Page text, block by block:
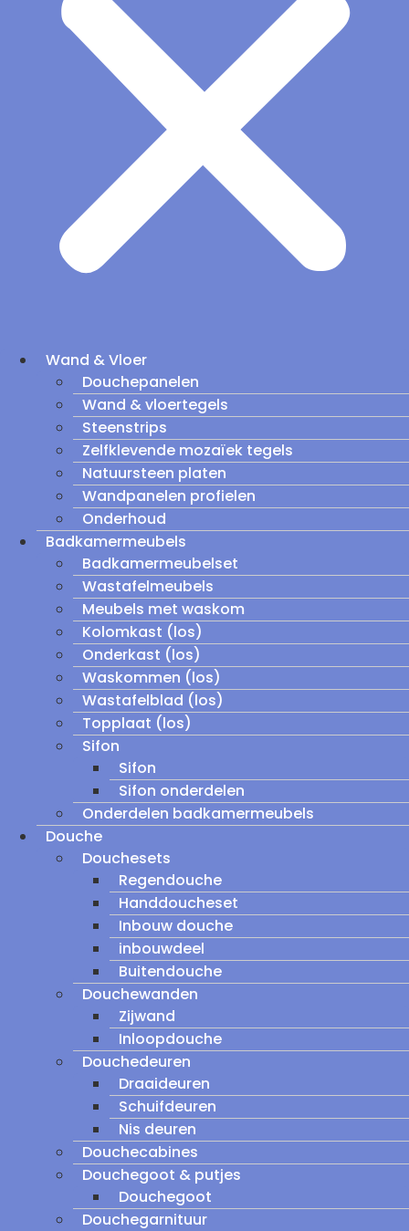
Wand & Vloer
Douchepanelen
Wand & vloertegels
Steenstrips
Zelfklevende mozaïek tegels
Natuursteen platen
Wandpanelen profielen
Onderhoud
Badkamermeubels
Badkamermeubelset
Wastafelmeubels
Meubels met waskom
Kolomkast (los)
Onderkast (los)
Waskommen (los)
Wastafelblad (los)
Topplaat (los)
Sifon
Sifon
Sifon onderdelen
Onderdelen badkamermeubels
Douche
Douchesets
Regendouche
Handdoucheset
Inbouw douche
inbouwdeel
Buitendouche
Douchewanden
Zijwand
Inloopdouche
Douchedeuren
Draaideuren
Schuifdeuren
Nis deuren
Douchecabines
Douchegoot & putjes
Douchegoot
Douchegarnituur